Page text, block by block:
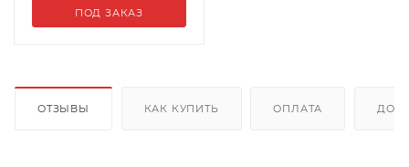
ПОД ЗАКАЗ
ОТЗЫВЫ КАК КУПИТЬ ОПЛАТА